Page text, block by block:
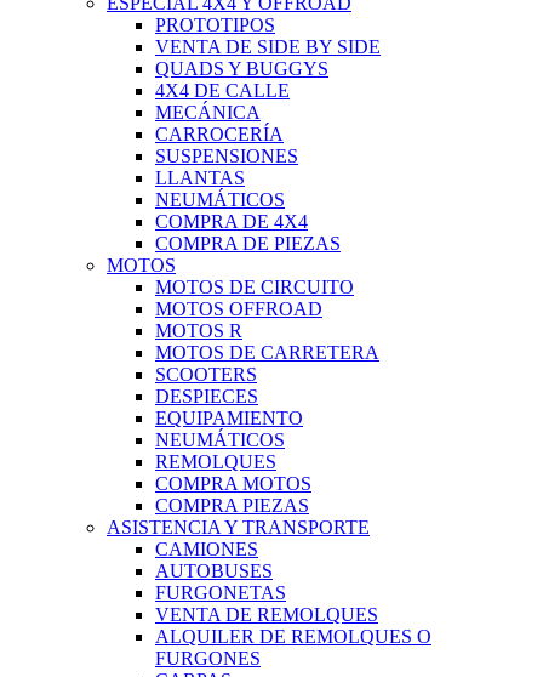
PROTOTIPOS
VENTA DE SIDE BY SIDE
QUADS Y BUGGYS
4X4 DE CALLE
MECÁNICA
CARROCERÍA
SUSPENSIONES
LLANTAS
NEUMÁTICOS
COMPRA DE 4X4
COMPRA DE PIEZAS
MOTOS
MOTOS DE CIRCUITO
MOTOS OFFROAD
MOTOS R
MOTOS DE CARRETERA
SCOOTERS
DESPIECES
EQUIPAMIENTO
NEUMÁTICOS
REMOLQUES
COMPRA MOTOS
COMPRA PIEZAS
ASISTENCIA Y TRANSPORTE
CAMIONES
AUTOBUSES
FURGONETAS
VENTA DE REMOLQUES
ALQUILER DE REMOLQUES O
FURGONES